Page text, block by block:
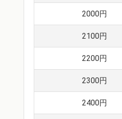
2000円
2100円
2200円
2300円
2400円